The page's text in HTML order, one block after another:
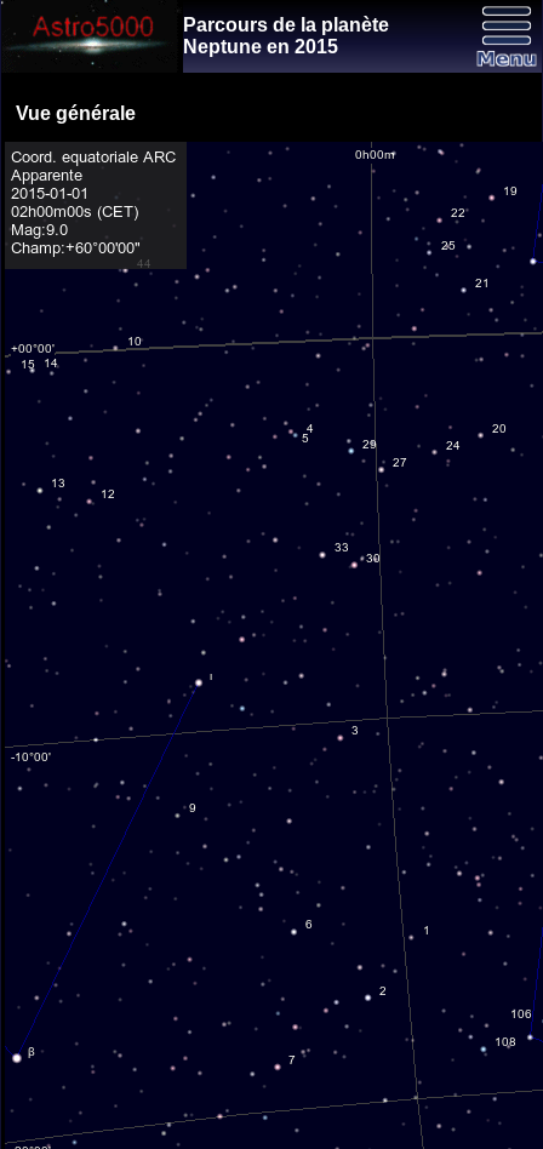
Parcours de la planète
Neptune en 2015
Vue générale